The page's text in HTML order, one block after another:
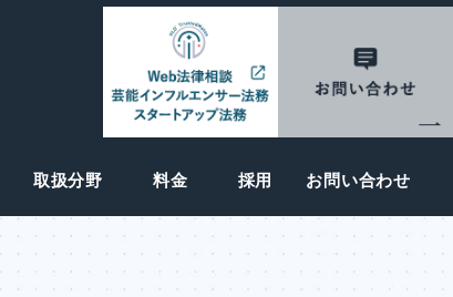
取扱分野 料金 採用 お問い合わせ